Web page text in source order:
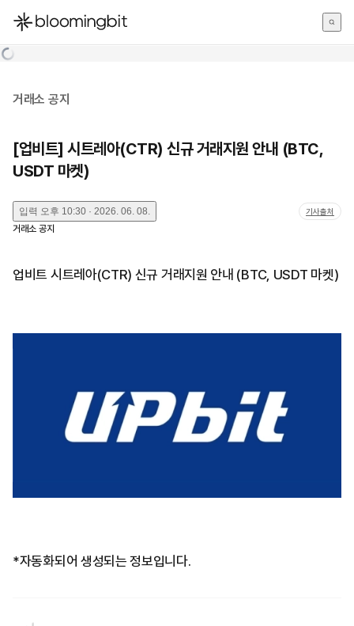
한국어
거래소 공지
[업비트] 시트레아(CTR) 신규 거래지원 안내 (BTC,
USDT 마켓)
입력 오후 10:30 · 2026. 06. 08. 기사출처
거래소 공지
업비트 시트레아(CTR) 신규 거래지원 안내 (BTC, USDT 마켓)
*자동화되어 생성되는 정보입니다.